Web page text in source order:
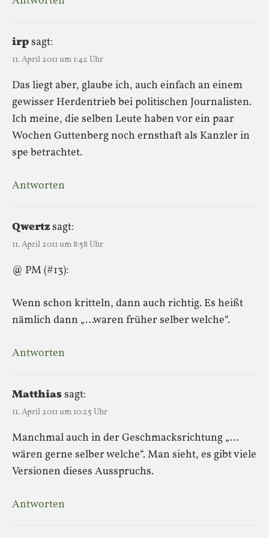
irpsagt:
11. April 2011 um 1:42 Uhr
Das liegt aber, glaube ich, auch einfach an einem
gewisser Herdentrieb bei politischen Journalisten.
Ich meine, die selben Leute haben vor ein paar
Wochen Guttenberg noch ernsthaft als Kanzler in
spe betrachtet.
Antworten
Qwertzsagt:
11. April 2011 um 8:58 Uhr
@ PM (#13):
Wenn schon kritteln, dann auch richtig. Es heißt
nämlich dann „…waren früher selber welche“.
Antworten
Matthiassagt:
11. April 2011 um 10:25 Uhr
Manchmal auch in der Geschmacksrichtung „…
wären gerne selber welche“. Man sieht, es gibt viele
Versionen dieses Ausspruchs.
Antworten